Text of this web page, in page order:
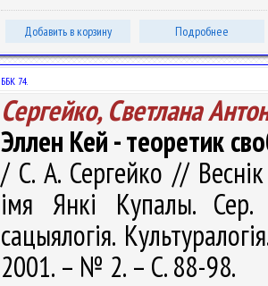
Добавить в корзину Подробнее
ББК 74.
Сергейко, Светлана
Эллен Кей - теоретик
/ С. А. Сергейко // Веснік
імя Янкі Купалы. Сер.
сацыялогія.
2001. – № 2. – С. 88-98.